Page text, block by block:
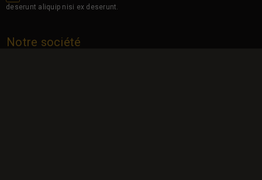
deserunt aliquip nisi ex deserunt.
Notre société